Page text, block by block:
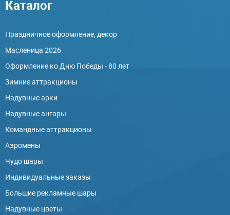
Каталог
Праздничное оформление, декор
Масленица 2026
Оформление ко Дню Победы - 80 лет
Зимние аттракционы
Надувные арки
Надувные ангары
Командные аттракционы
Аэромены
Чудо шары
Индивидуальные заказы
Большие рекламные шары
Надувные цветы